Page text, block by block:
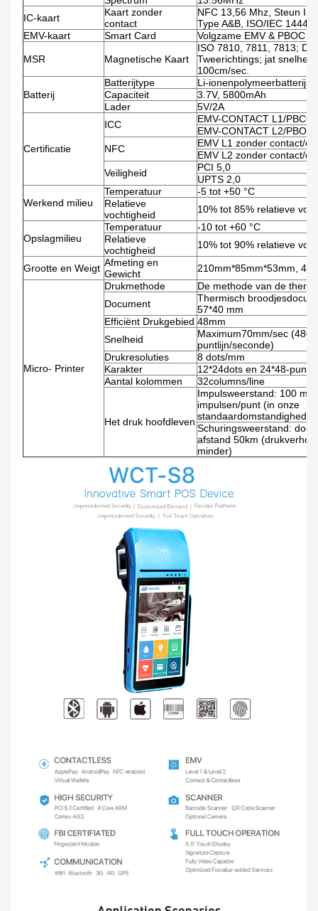
IC-kaart
Kaart zonder
contact
NFC 13,56 Mhz, Steun
Type A&B, ISO/IEC
EMV-kaart
Smart Card Volgzame EMV & PBOC
MSR Magnetische Kaart
ISO 7810, 7811, 7813;
Tweerichtings; jat
100cm/sec.
Batterij
Batterijtype
Li-ionenpolymeerbatterij
Capaciteit
3.7V, 5800mAh
Lader
5V/2A
Certificatie
ICC
EMV-CONTACT L1/PBCO
EMV-CONTACT L2/PBOC
NFC
EMV L1 zonder contact/
EMV L2 zonder contact/
Veiligheid
PCI 5,0
UPTS 2,0
Werkend milieu
Temperatuur
-5 tot +50 °C
Relatieve
vochtigheid
10% tot 85% relatieve
Opslagmilieu
Temperatuur
-10 tot +60 °C
Relatieve
vochtigheid
10% tot 90% relatieve
Grootte en Weigt Afmeting en
Gewicht
210mm*85mm*53mm,
Micro- Printer
Drukmethode
De methode van de
Document
Thermisch
57*40 mm
Efficiënt Drukgebied 48mm
Snelheid
Maximum70mm/sec (480
puntlijn/seconde)
Drukresoluties
8 dots/mm
Karakter
12*24dots en 24*48-
Aantal kolommen
32columns/line
Het druk hoofdleven
Impulsweerstand: 100
impulsen/punt (in onze
Schuringsweerstand:
afstand 50km
minder)